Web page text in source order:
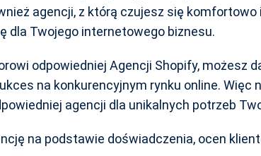
agencji, z którą czujesz się komfortowo
dla Twojego internetowego biznesu.
odpowiedniej Agencji Shopify, możesz
na konkurencyjnym rynku online. Więc
agencji dla unikalnych potrzeb
na podstawie doświadczenia, ocen